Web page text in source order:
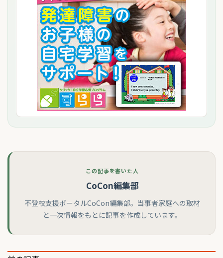
この記事を書いた人
CoCon編集部
不登校支援ポータルCoCon編集部。当事者家庭への取材
と一次情報をもとに記事を作成しています。